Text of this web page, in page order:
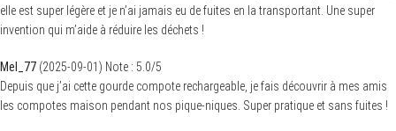
elle est super légère et je n’ai jamais eu de fuites en la transportant. Une super
invention qui m’aide à réduire les déchets !
Mel_77 (2025-09-01) Note : 5.0/5
Depuis que j’ai cette gourde compote rechargeable, je fais découvrir à mes amis
les compotes maison pendant nos pique-niques. Super pratique et sans fuites !